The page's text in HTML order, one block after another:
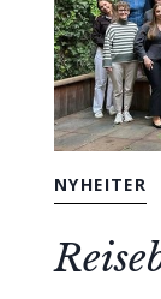
NYHEITER